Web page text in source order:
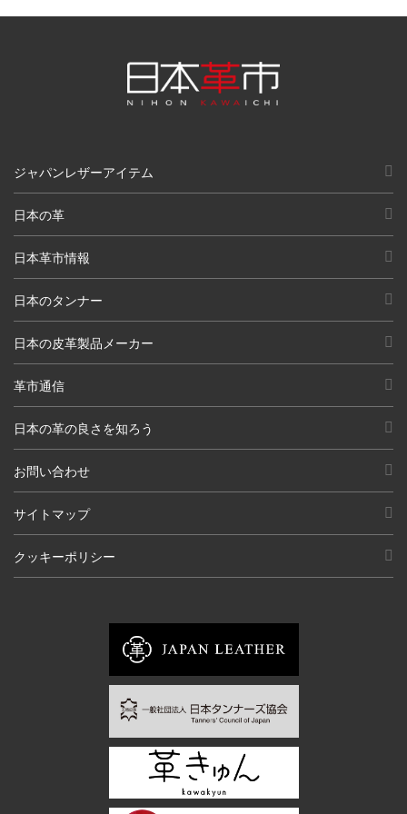
ジャパンレザーアイテム
日本の革
日本革市情報
日本のタンナー
日本の皮革製品メーカー
革市通信
日本の革の良さを知ろう
お問い合わせ
サイトマップ
クッキーポリシー